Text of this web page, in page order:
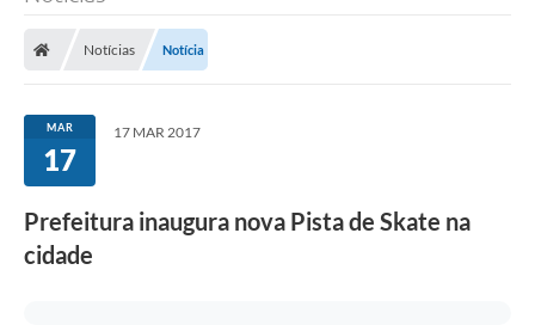
Notícias Notícia
MAR
17
17 MAR 2017
Prefeitura inaugura nova Pista de Skate na
cidade